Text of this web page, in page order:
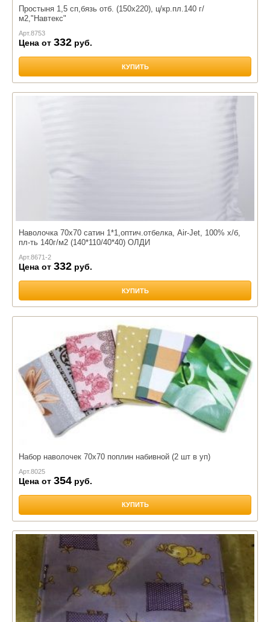
Простыня 1,5 сп,бязь отб. (150х220), ц/кр.пл.140 г/
м2,"Навтекс"
Арт.8753
Цена от 332 руб.
КУПИТЬ
Наволочка 70х70 сатин 1*1,оптич.отбелка, Air-Jet, 100% х/б,
пл-ть 140г/м2 (140*110/40*40) ОЛДИ
Арт.8671-2
Цена от 332 руб.
КУПИТЬ
Набор наволочек 70х70 поплин набивной (2 шт в уп)
Арт.8025
Цена от 354 руб.
КУПИТЬ